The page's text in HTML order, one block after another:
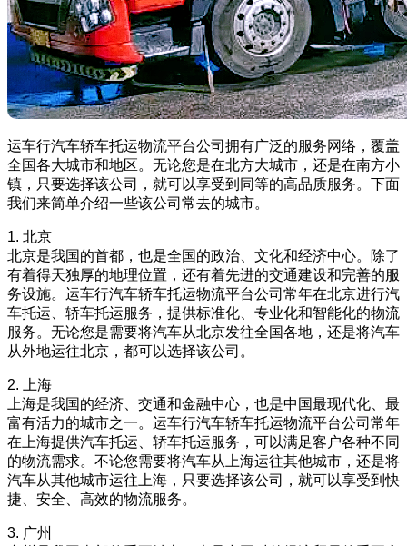
运车行汽车轿车托运物流平台公司拥有广泛的服务网络，覆盖
全国各大城市和地区。无论您是在北方大城市，还是在南方小
镇，只要选择该公司，就可以享受到同等的高品质服务。下面
我们来简单介绍一些该公司常去的城市。
1. 北京
北京是我国的首都，也是全国的政治、文化和经济中心。除了
有着得天独厚的地理位置，还有着先进的交通建设和完善的服
务设施。运车行汽车轿车托运物流平台公司常年在北京进行汽
车托运、轿车托运服务，提供标准化、专业化和智能化的物流
服务。无论您是需要将汽车从北京发往全国各地，还是将汽车
从外地运往北京，都可以选择该公司。
2. 上海
上海是我国的经济、交通和金融中心，也是中国最现代化、最
富有活力的城市之一。运车行汽车轿车托运物流平台公司常年
在上海提供汽车托运、轿车托运服务，可以满足客户各种不同
的物流需求。不论您需要将汽车从上海运往其他城市，还是将
汽车从其他城市运往上海，只要选择该公司，就可以享受到快
捷、安全、高效的物流服务。
3. 广州